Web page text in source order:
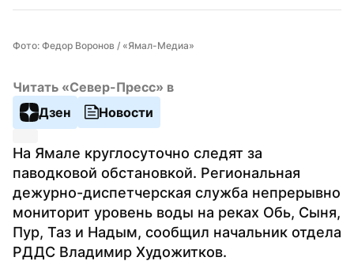
Фото: Федор Воронов / «Ямал-Медиа»
Читать «Север-Пресс» в
Дзен
Новости
На Ямале круглосуточно следят за
паводковой обстановкой. Региональная
дежурно-диспетчерская служба непрерывно
мониторит уровень воды на реках Обь, Сыня,
Пур, Таз и Надым, сообщил начальник отдела
РДДС Владимир Художитков.